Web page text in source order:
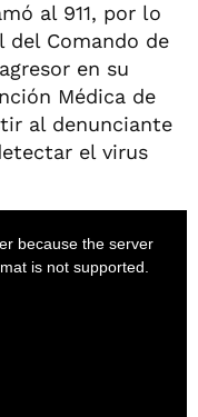
al 911, por lo
del Comando de
en su
Médica de
al denunciante
el virus